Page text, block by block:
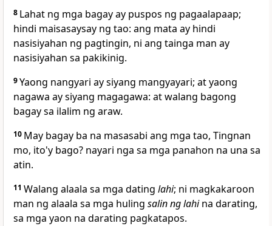
8 Lahat ng mga bagay ay puspos ng pagaalapaap;
hindi maisasaysay ng tao: ang mata ay hindi
nasisiyahan ng pagtingin, ni ang tainga man ay
nasisiyahan sa pakikinig.
9Yaong nangyari ay siyang mangyayari; at yaong
nagawa ay siyang magagawa: at walang bagong
bagay sa ilalim ng araw.
10 May bagay ba na masasabi ang mga tao, Tingnan
mo, ito'y bago? nayari nga sa mga panahon na una sa
atin.
11 Walang alaala sa mga dating lahi; ni magkakaroon
man ng alaala sa mga huling salin ng lahina darating,
sa mga yaon na darating pagkatapos.